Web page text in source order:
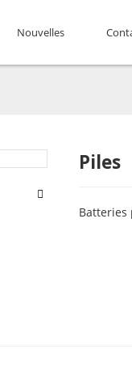
Nouvelles
Piles
Batteries